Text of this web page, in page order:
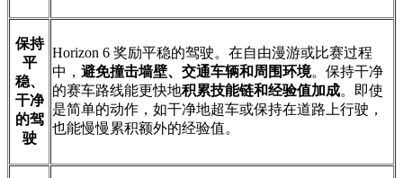
保持
平
稳、
干净
的驾
驶
Horizon 6 奖励平稳的驾驶。在自由漫游或比赛过程
中， 避免撞击墙壁、交通车辆和周围环境。保持干净
的赛车路线能更快地积累技能链和经验值加成。即使
是简单的动作，如干净地超车或保持在道路上行驶，
也能慢慢累积额外的经验值。